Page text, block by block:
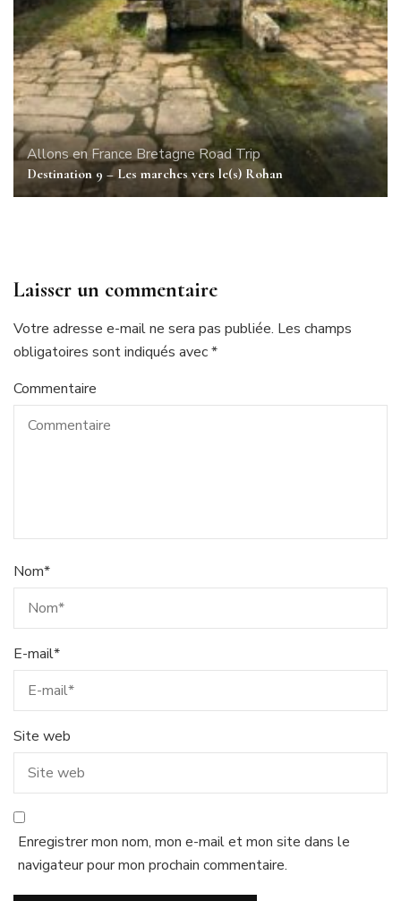
Allons en France BretagneRoad Trip
Destination 9 – Les marches vers le(s) Rohan
Laisser un commentaire
Votre adresse e-mail ne sera pas publiée. Les champs
obligatoires sont indiqués avec*
Commentaire
Nom*
E-mail*
Site web
Enregistrer mon nom, mon e-mail et mon site dans le
navigateur pour mon prochain commentaire.